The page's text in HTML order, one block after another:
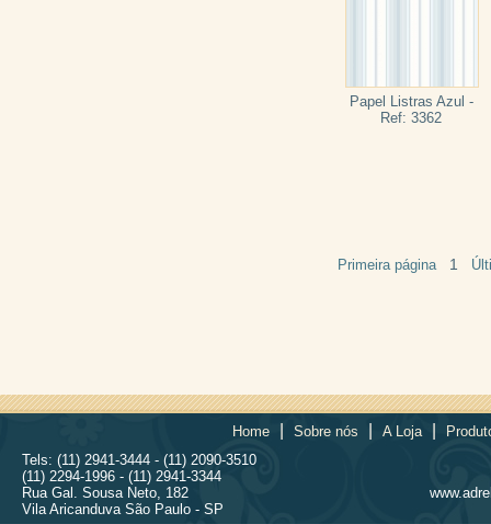
Papel Listras Azul -
Ref: 3362
Primeira página 1
Home Sobre nós A Loja
Tels: (11) 2941-3444 - (11) 2090-3510
(11) 2294-1996 - (11) 2941-3344
Rua Gal. Sousa Neto, 182
Vila Aricanduva São Paulo - SP